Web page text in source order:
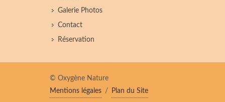
Galerie Photos
Contact
Réservation
© Oxygène Nature
Mentions légales / Plan du Site